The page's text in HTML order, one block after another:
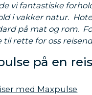
vi fantastiske
i vakker natur.
på mat og rom.
rette for oss
på en
med Maxpulse